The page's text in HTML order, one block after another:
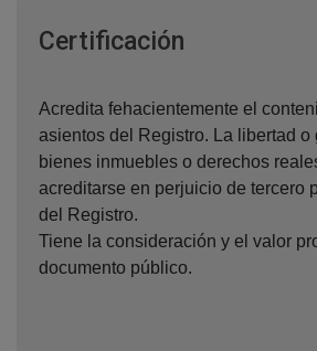
Certificación
Acredita fehacientemente el
asientos del Registro. La libertad o
bienes inmuebles o derechos
acreditarse en perjuicio de tercero
del Registro.
Tiene la consideración y el valor
documento público.